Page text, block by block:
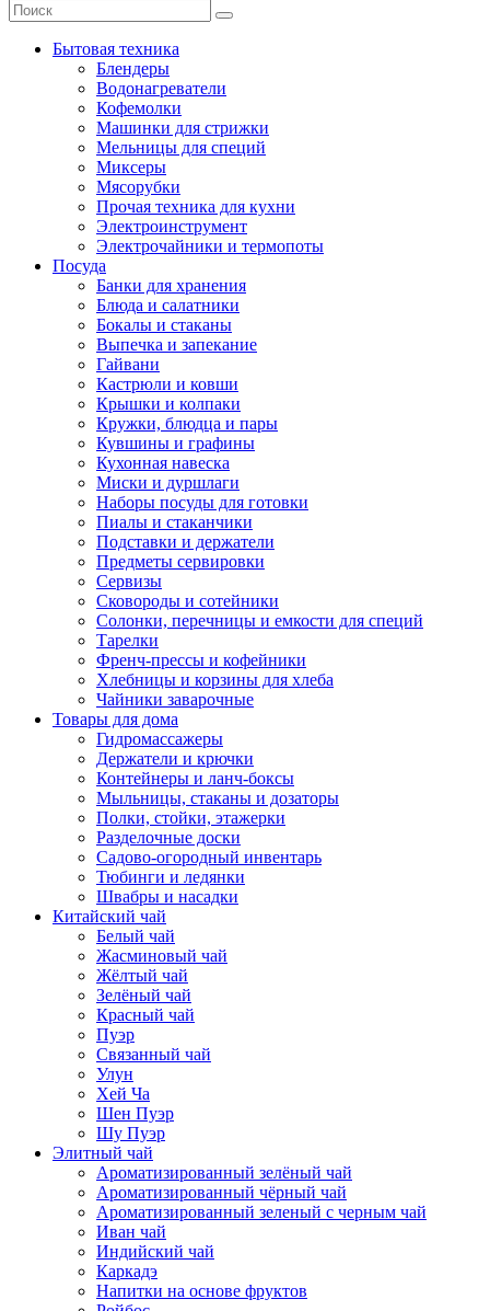
Бытовая техника
Блендеры
Водонагреватели
Кофемолки
Машинки для стрижки
Мельницы для специй
Миксеры
Мясорубки
Прочая техника для кухни
Электроинструмент
Электрочайники и термопоты
Посуда
Банки для хранения
Блюда и салатники
Бокалы и стаканы
Выпечка и запекание
Гайвани
Кастрюли и ковши
Крышки и колпаки
Кружки, блюдца и пары
Кувшины и графины
Кухонная навеска
Миски и дуршлаги
Наборы посуды для готовки
Пиалы и стаканчики
Подставки и держатели
Предметы сервировки
Сервизы
Сковороды и сотейники
Солонки, перечницы и емкости для специй
Тарелки
Френч-прессы и кофейники
Хлебницы и корзины для хлеба
Чайники заварочные
Товары для дома
Гидромассажеры
Держатели и крючки
Контейнеры и ланч-боксы
Мыльницы, стаканы и дозаторы
Полки, стойки, этажерки
Разделочные доски
Садово-огородный инвентарь
Тюбинги и ледянки
Швабры и насадки
Китайский чай
Белый чай
Жасминовый чай
Жёлтый чай
Зелёный чай
Красный чай
Пуэр
Связанный чай
Улун
Хей Ча
Шен Пуэр
Шу Пуэр
Элитный чай
Ароматизированный зелёный чай
Ароматизированный чёрный чай
Ароматизированный зеленый с черным чай
Иван чай
Индийский чай
Каркадэ
Напитки на основе фруктов